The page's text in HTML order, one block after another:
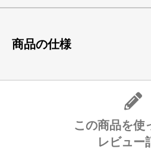
商品の仕様
この商品を使
レビュー